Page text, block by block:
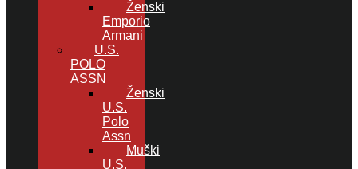
Ženski
Emporio
Armani
U.S.
POLO
ASSN
Ženski
U.S.
Polo
Assn
Muški
U.S.